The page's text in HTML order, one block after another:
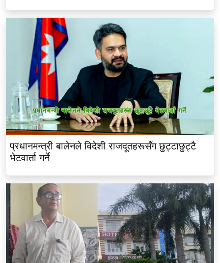
प्रधानमन्त्री बालेनले विदेशी राजदूतहरूसँग छुट्टाछुट्टै
भेटवार्ता गर्ने